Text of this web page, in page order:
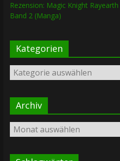
Rezension: Magic Knight
Band 2 (Manga)
Kategorien
Kategorien
Archiv
Archiv